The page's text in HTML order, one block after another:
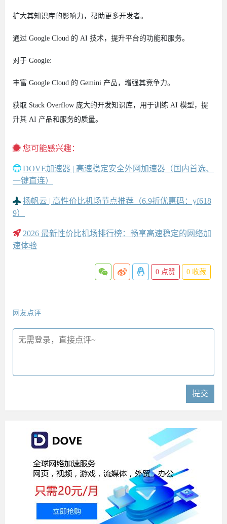
扩大其知识库的影响力，帮助更多开发者。
通过 Google Cloud 的 AI 技术，提升平台的功能和服务。
对于 Google:
丰富 Google Cloud 的 Gemini 产品，增强其竞争力。
获取 Stack Overflow 庞大的开发知识库，用于训练 AI 模型，提
升其 AI 产品和服务的质量。
您可能感兴趣：
DOVE加速器 | 高速稳定安全外网加速器（国内首选、
一键直连）
扬帆云 | 高性价比机场节点推荐（6.9折优惠码：yf618
9）
2026 最新性价比机场排行榜：畅享高速稳定的网络加
速体验
0 点赞 0 收藏
网友点评
提交